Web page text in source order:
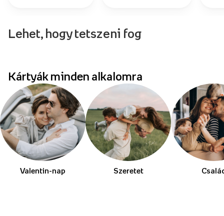
Lehet, hogy tetszeni fog
Kártyák minden alkalomra
Valentin-nap Szeretet